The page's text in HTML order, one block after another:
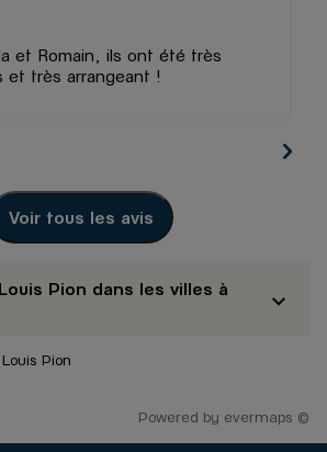
et Romain, ils ont été très
et très arrangeant !
Voir tous les avis
Pion dans les villes à
Pion
Powered by evermaps ©